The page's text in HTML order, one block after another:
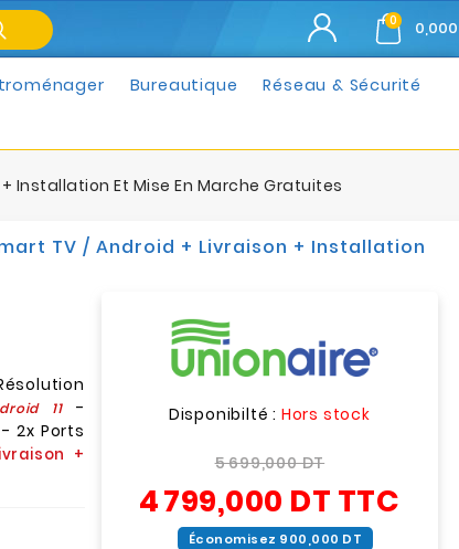
0
Bureautique Réseau & Sécurité
+ Installation Et Mise En Marche Gratuites
TV / Android + Livraison + Installation
11-
2x Ports
+
Disponibilté : Hors stock
5 699,000 DT
4 799,000 DT TTC
Économisez 900,000 DT